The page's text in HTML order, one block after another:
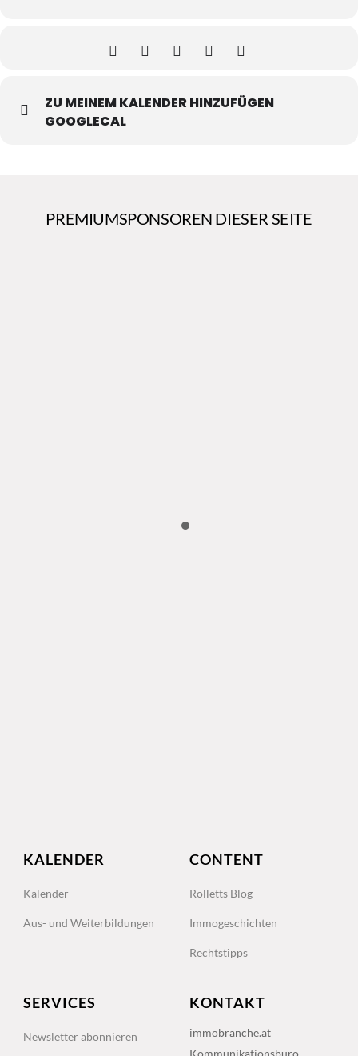
ZU MEINEM KALENDER HINZUFÜGEN
GOOGLECAL
PREMIUMSPONSOREN DIESER SEITE
KALENDER
Kalender
Aus- und Weiterbildungen
CONTENT
Rolletts Blog
Immogeschichten
Rechtstipps
SERVICES
Newsletter abonnieren
KONTAKT
immobranche.at
Kommunikationsbüro